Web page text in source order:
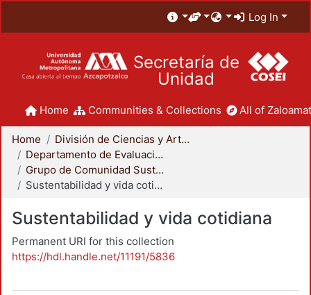
Log In
Secretaría de
Unidad
Home Communities & Collections All of
Home
División de Ciencias y Artes para el Diseño
Departamento de Evaluación del Diseño en el Tiempo
Grupo de Comunidad Sustentable
Sustentabilidad y vida cotidiana
Sustentabilidad y vida cotidiana
Permanent URI for this collection
https://hdl.handle.net/11191/5836